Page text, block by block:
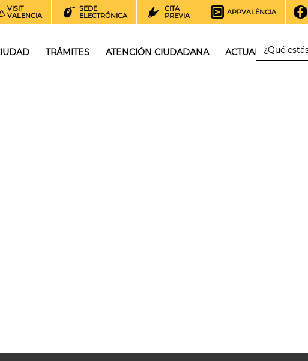
VISIT
VALENCIA
SEDE
ELECTRÓNICA
CITA
PREVIA
APPVALÈNCIA
TRÁMITES ATENCIÓN CIUDADANA ACTUALIDAD